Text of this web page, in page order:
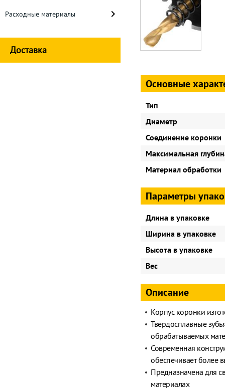
Расходные материалы
Доставка
Основные
Тип
Диаметр
Соединение коронки
Максимальная
Материал обработки
Параметры
Длина в упаковке
Ширина в упаковке
Высота в упаковке
Вес
Описание
Корпус коронки
Твердосплавные
обрабатываемых
Современная
обеспечивает более
Предназначена для
материалах